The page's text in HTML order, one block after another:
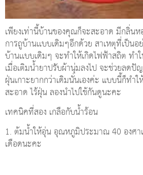
เพียงเท่านี้บ้านของคุณก็จะสะอาด มีกลิ่นห
การถูบ้านเเบบเดิมๆอีกด้วย สาเหตุที่เป็นอ
บ้านเเบบเดิมๆ จะทำให้เกิดไฟฟ้าสถิต ทำ
เมื่อเติมน้ำยาปรับผ้านุ่มลงไป จะช่วยลด
ฝุ่นเกาะยากกว่าเดิมนั่นเองค่ะ แบบนี้ก็ทำ
สะอาด ไร้ฝุ่น ลองนำไปใช้กันดูนะคะ
เทคนิคที่สอง เกลือกับน้ำร้อน
1. ต้มน้ำให้อุ่น อุณหภูมิประมาณ 40 องศา
เดือดนะคะ